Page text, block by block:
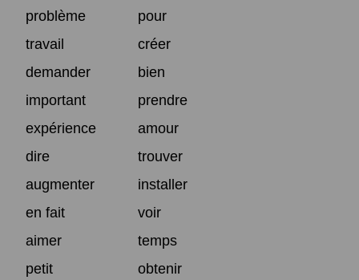
problème
pour
travail
créer
demander
bien
important
prendre
expérience
amour
dire
trouver
augmenter
installer
en fait
voir
aimer
temps
petit
obtenir